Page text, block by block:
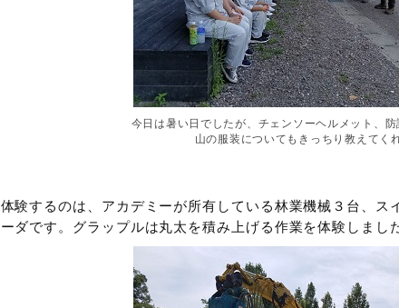
今日は暑い日でしたが、チェンソーヘルメット、
山の服装についてもきっちり教えてく
体験するのは、アカデミーが所有している林業機械３台、ス
ーダです。グラップルは丸太を積み上げる作業を体験しまし